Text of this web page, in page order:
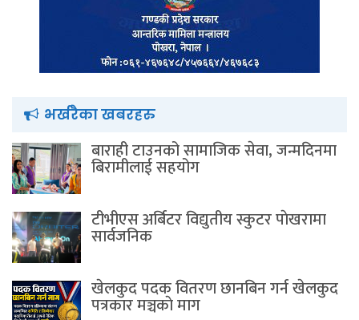
भर्खरैका खबरहरु
बाराही टाउनको सामाजिक सेवा, जन्मदिनमा
बिरामीलाई सहयोग
टीभीएस अर्बिटर विद्युतीय स्कुटर पाेखरामा
सार्वजनिक
खेलकुद पदक वितरण छानबिन गर्न खेलकुद
पत्रकार मञ्चकाे माग